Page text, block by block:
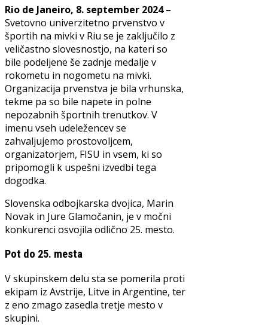
Rio de Janeiro, 8. september 2024–
Svetovno univerzitetno prvenstvo v
športih na mivki v Riu se je zaključilo z
veličastno slovesnostjo, na kateri so
bile podeljene še zadnje medalje v
rokometu in nogometu na mivki.
Organizacija prvenstva je bila vrhunska,
tekme pa so bile napete in polne
nepozabnih športnih trenutkov. V
imenu vseh udeležencev se
zahvaljujemo prostovoljcem,
organizatorjem, FISU in vsem, ki so
pripomogli k uspešni izvedbi tega
dogodka.
Slovenska odbojkarska dvojica, Marin
Novak in Jure Glamočanin, je v močni
konkurenci osvojila odlično 25. mesto.
Pot do 25. mesta
V skupinskem delu sta se pomerila proti
ekipam iz Avstrije, Litve in Argentine, ter
z eno zmago zasedla tretje mesto v
skupini.